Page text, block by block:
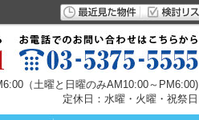
（土曜と日曜のみAM10:00～PM6:00)
定休日：水曜・火曜・祝祭日